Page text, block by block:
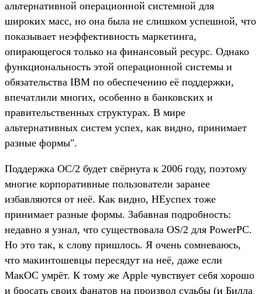
альтернативной операционной системной для
широких масс, но она была не слишком успешной, что
показывает неэффективность маркетинга,
опирающегося только на финансовый ресурс. Однако
функциональность этой операционной системы и
обязательства IBM по обеспечению её поддержки,
впечатлили многих, особенно в банковских и
правительственных структурах. В мире
альтернативных систем успех, как видно, принимает
разные формы".
Поддержка ОС/2 будет свёрнута к 2006 году, поэтому
многие корпоративные пользователи заранее
избавляются от неё. Как видно, НЕуспех тоже
принимает разные формы. Забавная подробность:
недавно я узнал, что существовала OS/2 для PowerPC.
Но это так, к слову пришлось. Я очень сомневаюсь,
что макинтошевцы пересядут на неё, даже если
МакОС умрёт. К тому же Apple чувствует себя хорошо
и бросать своих фанатов на произвол судьбы (и Билла